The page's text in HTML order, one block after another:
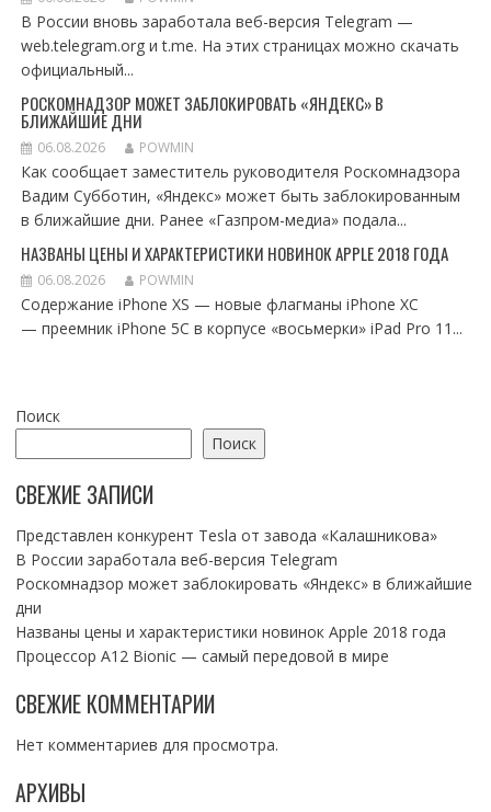
В России вновь заработала веб-версия Telegram —
web.telegram.org и t.me. На этих страницах можно скачать
официальный...
РОСКОМНАДЗОР МОЖЕТ ЗАБЛОКИРОВАТЬ «ЯНДЕКС» В
БЛИЖАЙШИЕ ДНИ
06.08.2026 POWMIN
Как сообщает заместитель руководителя Роскомнадзора
Вадим Субботин, «Яндекс» может быть заблокированным
в ближайшие дни. Ранее «Газпром-медиа» подала...
НАЗВАНЫ ЦЕНЫ И ХАРАКТЕРИСТИКИ НОВИНОК APPLE 2018 ГОДА
06.08.2026 POWMIN
Содержание iPhone XS — новые флагманы iPhone XC
— преемник iPhone 5C в корпусе «восьмерки» iPad Pro 11...
Поиск
Поиск
СВЕЖИЕ ЗАПИСИ
Представлен конкурент Tesla от завода «Калашникова»
В России заработала веб-версия Telegram
Роскомнадзор может заблокировать «Яндекс» в ближайшие
дни
Названы цены и характеристики новинок Apple 2018 года
Процессор A12 Bionic — самый передовой в мире
СВЕЖИЕ КОММЕНТАРИИ
Нет комментариев для просмотра.
АРХИВЫ